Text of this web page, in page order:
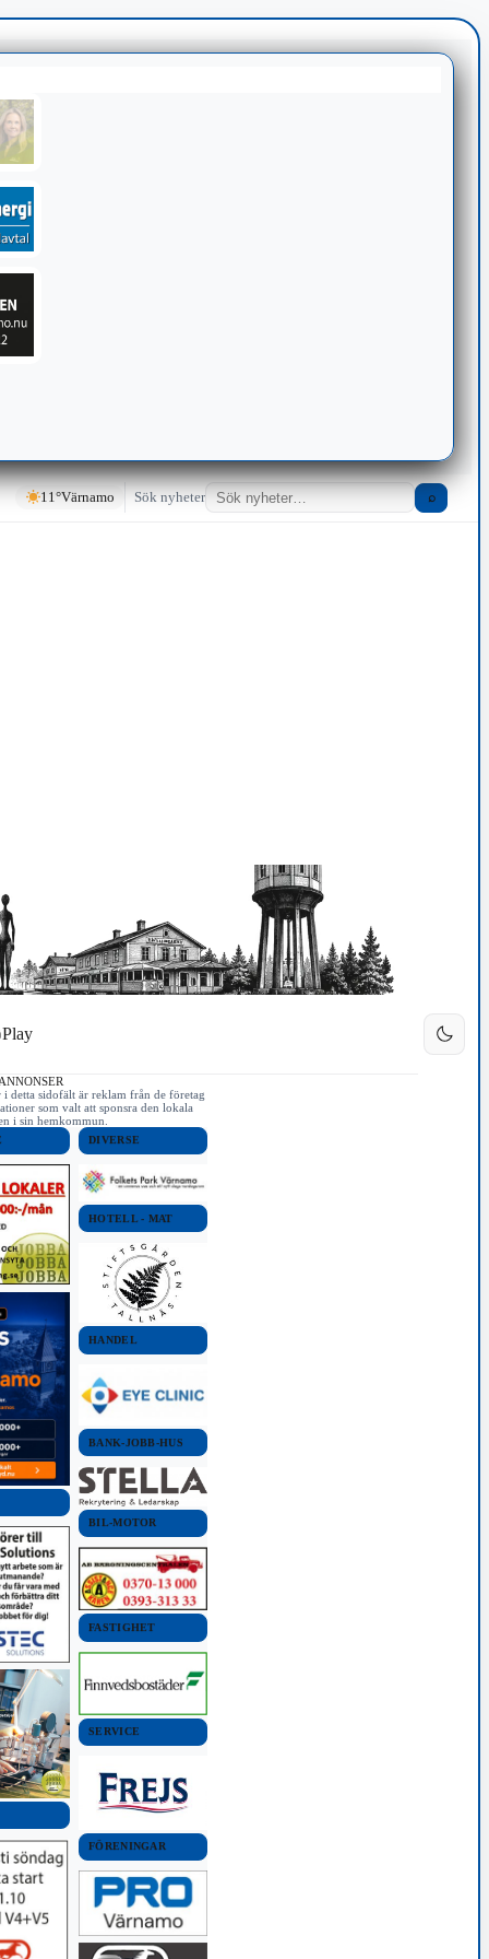
11°Värnamo Sök nyheter ⌕
Play
i detta sidofält är reklam från de företag
som valt att sponsra den lokala
i sin hemkommun.
DIVERSE
HOTELL - MAT
HANDEL
BANK-JOBB-HUS
BIL-MOTOR
FASTIGHET
SERVICE
FÖRENINGAR